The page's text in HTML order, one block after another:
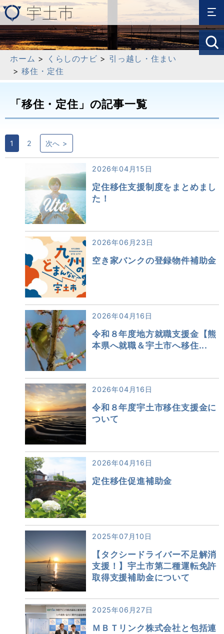
ホーム > くらしのナビ > 引っ越し・住まい
>移住・定住
「移住・定住」の記事一覧
1 2 次へ >
2026年04月15日
定住移住支援制度をまとめまし
た！
2026年06月23日
空き家バンクの登録物件補助金
2026年04月16日
令和８年度地方就職支援金【熊
本県へ就職＆宇土市へ移住...
2026年04月16日
令和８年度宇土市移住支援金に
ついて
2026年04月16日
定住移住促進補助金
2025年07月10日
【タクシードライバー不足解消
支援！】宇土市第二種運転免許
取得支援補助金について
2025年06月27日
ＭＢＴリンク株式会社と包括連